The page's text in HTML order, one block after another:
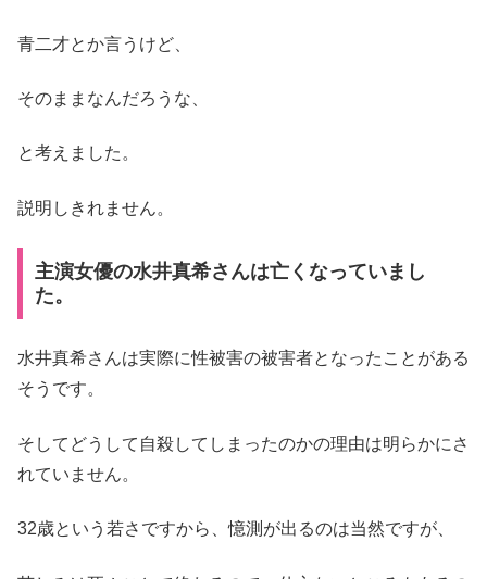
青二才とか言うけど、
そのままなんだろうな、
と考えました。
説明しきれません。
主演女優の水井真希さんは亡くなっていまし
た。
水井真希さんは実際に性被害の被害者となったことがある
そうです。
そしてどうして自殺してしまったのかの理由は明らかにさ
れていません。
32歳という若さですから、憶測が出るのは当然ですが、